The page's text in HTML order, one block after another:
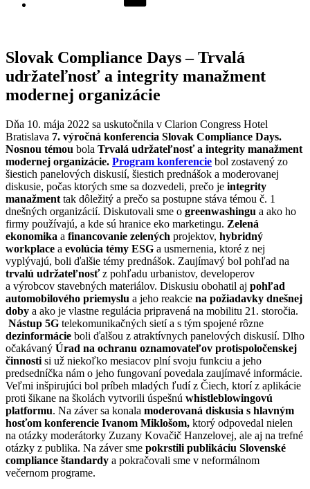
Slovak Compliance Days – Trvalá
udržateľnosť a integrity manažment
modernej organizácie
Dňa 10. mája 2022 sa uskutočnila v Clarion Congress Hotel
Bratislava 7. výročná konferencia Slovak Compliance Days.
Nosnou témou bola Trvalá udržateľnosť a integrity manažment
modernej organizácie. Program konferencie bol zostavený zo
šiestich panelových diskusií, šiestich prednášok a moderovanej
diskusie, počas ktorých sme sa dozvedeli, prečo je integrity
manažment tak dôležitý a prečo sa postupne stáva témou č. 1
dnešných organizácií. Diskutovali sme o greenwashingu a ako ho
firmy používajú, a kde sú hranice eko marketingu. Zelená
ekonomika a financovanie zelených projektov, hybridný
workplace a evolúcia témy ESG a usmernenia, ktoré z nej
vyplývajú, boli ďalšie témy prednášok. Zaujímavý bol pohľad na
trvalú udržateľnosťz pohľadu urbanistov, developerov
a výrobcov stavebných materiálov. Diskusiu obohatil aj pohľad
automobilového priemyslu a jeho reakcie na požiadavky dnešnej
doby a ako je vlastne regulácia pripravená na mobilitu 21. storočia.
Nástup 5G telekomunikačných sietí a s tým spojené rôzne
dezinformácie boli ďalšou z atraktívnych panelových diskusií. Dlho
očakávaný Úrad na ochranu oznamovateľov protispoločenskej
činnosti si už niekoľko mesiacov plní svoju funkciu a jeho
predsedníčka nám o jeho fungovaní povedala zaujímavé informácie.
Veľmi inšpirujúci bol príbeh mladých ľudí z Čiech, ktorí z aplikácie
proti šikane na školách vytvorili úspešnú whistleblowingovú
platformu. Na záver sa konala moderovaná diskusia s hlavným
hosťom konferencie Ivanom Miklošom, ktorý odpovedal nielen
na otázky moderátorky Zuzany Kovačič Hanzelovej, ale aj na trefné
otázky z publika. Na záver sme pokrstili publikáciu Slovenské
compliance štandardy a pokračovali sme v neformálnom
večernom programe.